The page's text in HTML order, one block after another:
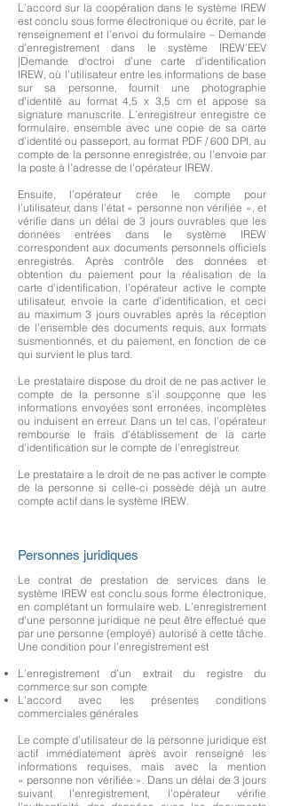
L’accord sur la coopération dans le système IREW
est conclu sous forme électronique ou écrite, par le
renseignement et l’envoi du formulaire – Demande
d’enregistrement dans le système IREW’EEV
|Demande d‘octroi d’une carte d’identification
IREW, où l’utilisateur entre les informations de base
sur sa personne, fournit une photographie
d’identité au format 4,5 x 3,5 cm et appose sa
signature manuscrite. L’enregistreur enregistre ce
formulaire, ensemble avec une copie de sa carte
d’identité ou passeport, au format PDF / 600 DPI, au
compte de la personne enregistrée, ou l’envoie par
la poste à l’adresse de l’opérateur IREW.
Ensuite, l’opérateur crée le compte pour
l’utilisateur, dans l’état « personne non vérifiée », et
vérifie dans un délai de 3 jours ouvrables que les
données entrées dans le système IREW
correspondent aux documents personnels officiels
enregistrés. Après contrôle des données et
obtention du paiement pour la réalisation de la
carte d’identification, l’opérateur active le compte
utilisateur, envoie la carte d’identification, et ceci
au maximum 3 jours ouvrables après la réception
de l’ensemble des documents requis, aux formats
susmentionnés, et du paiement, en fonction de ce
qui survient le plus tard.
Le prestataire dispose du droit de ne pas activer le
compte de la personne s’il soupçonne que les
informations envoyées sont erronées, incomplètes
ou induisent en erreur. Dans un tel cas, l’opérateur
rembourse le frais d’établissement de la carte
d’identification sur le compte de l’enregistreur.
Le prestataire a le droit de ne pas activer le compte
de la personne si celle-ci possède déjà un autre
compte actif dans le système IREW.
Personnes juridiques
Le contrat de prestation de services dans le
système IREW est conclu sous forme électronique,
en complétant un formulaire web. L’enregistrement
d’une personne juridique ne peut être effectué que
par une personne (employé) autorisé à cette tâche.
Une condition pour l’enregistrement est
L’enregistrement d’un extrait du registre du
commerce sur son compte
L’accord avec les présentes conditions
commerciales générales
Le compte d’utilisateur de la personne juridique est
actif immédiatement après avoir renseigné les
informations requises, mais avec la mention
« personne non vérifiée ». Dans un délai de 3 jours
suivant l’enregistrement, l’opérateur vérifie